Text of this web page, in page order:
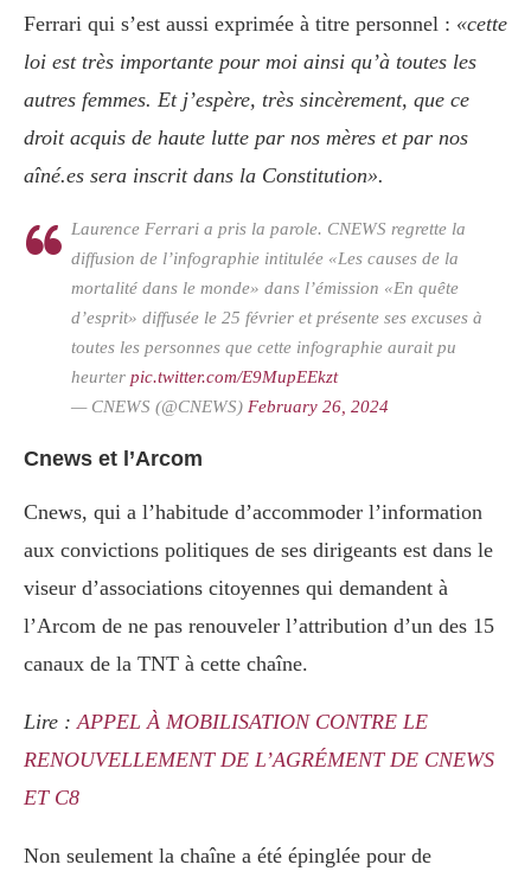
Ferrari qui s’est aussi exprimée à titre personnel : «cette
loi est très importante pour moi ainsi qu’à toutes les
autres femmes. Et j’espère, très sincèrement, que ce
droit acquis de haute lutte par nos mères et par nos
aîné.es sera inscrit dans la Constitution».
Laurence Ferrari a pris la parole. CNEWS regrette la
diffusion de l’infographie intitulée «Les causes de la
mortalité dans le monde» dans l’émission «En quête
d’esprit» diffusée le 25 février et présente ses excuses à
toutes les personnes que cette infographie aurait pu
heurter pic.twitter.com/E9MupEEkzt
— CNEWS (@CNEWS) February 26, 2024
Cnews et l’Arcom
Cnews, qui a l’habitude d’accommoder l’information
aux convictions politiques de ses dirigeants est dans le
viseur d’associations citoyennes qui demandent à
l’Arcom de ne pas renouveler l’attribution d’un des 15
canaux de la TNT à cette chaîne.
Lire :APPEL À MOBILISATION CONTRE LE
RENOUVELLEMENT DE L’AGRÉMENT DE CNEWS
ET C8
Non seulement la chaîne a été épinglée pour de